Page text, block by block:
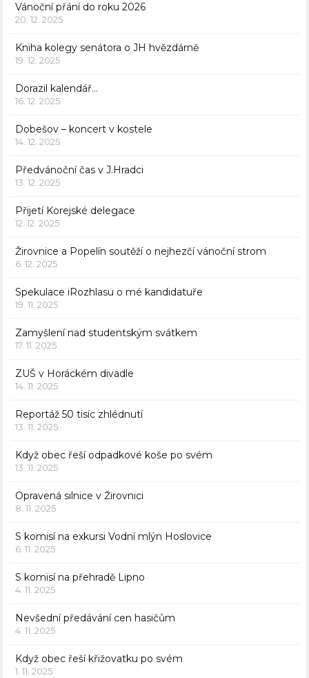
Vánoční přání do roku 2026
20. 12. 2025
Kniha kolegy senátora o JH hvězdárně
19. 12. 2025
Dorazil kalendář…
16. 12. 2025
Dobešov – koncert v kostele
14. 12. 2025
Předvánoční čas v J.Hradci
13. 12. 2025
Přijetí Korejské delegace
12. 12. 2025
Žirovnice a Popelín soutěží o nejhezčí vánoční strom
6. 12. 2025
Spekulace iRozhlasu o mé kandidatuře
19. 11. 2025
Zamyšlení nad studentským svátkem
17. 11. 2025
ZUŠ v Horáckém divadle
14. 11. 2025
Reportáž 50 tisíc zhlédnutí
13. 11. 2025
Když obec řeší odpadkové koše po svém
13. 11. 2025
Opravená silnice v Žirovnici
8. 11. 2025
S komisí na exkursi Vodní mlýn Hoslovice
6. 11. 2025
S komisí na přehradě Lipno
4. 11. 2025
Nevšední předávání cen hasičům
4. 11. 2025
Když obec řeší křižovatku po svém
1. 11. 2025